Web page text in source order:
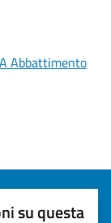
Abbattimento
su questa